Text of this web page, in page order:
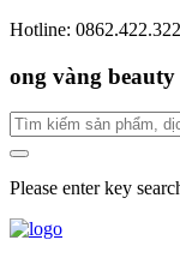
Hotline:
ong vàng
Please enter key